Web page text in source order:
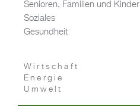
Senioren, Familien und Kinder
Soziales
Gesundheit
Wirtschaft
Energie
Umwelt